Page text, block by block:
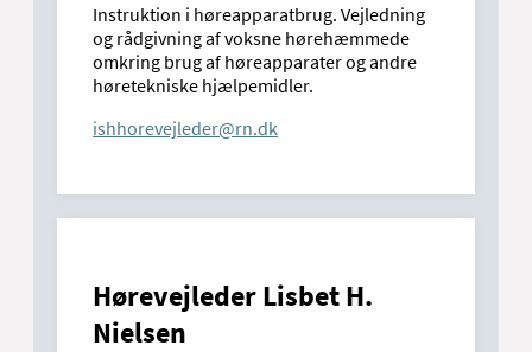
Instruktion i høreapparatbrug. Vejledning
og rådgivning af voksne hørehæmmede
omkring brug af høreapparater og andre
høretekniske hjælpemidler.
ishhorevejleder@rn.dk
Hørevejleder Lisbet H.
Nielsen